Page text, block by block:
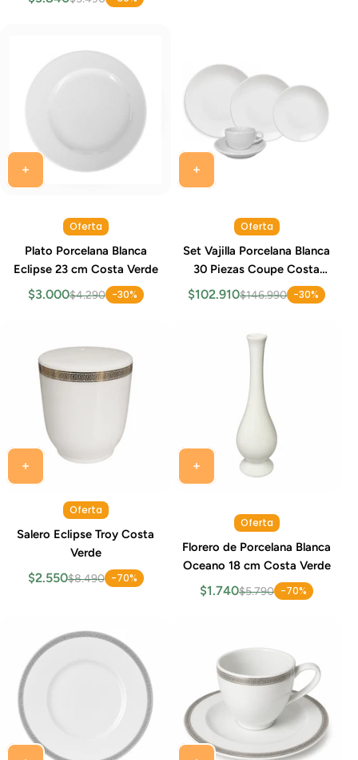
Oferta
Plato Porcelana Blanca
Eclipse 23 cm Costa Verde
$3.000$4.290 -30%
Oferta
Set Vajilla Porcelana Blanca
30 Piezas Coupe Costa
Verde
$102.910$146.990 -30%
Oferta
Salero Eclipse Troy Costa
Verde
$2.550$8.490 -70%
Oferta
Florero de Porcelana Blanca
Oceano 18 cm Costa Verde
$1.740$5.790 -70%